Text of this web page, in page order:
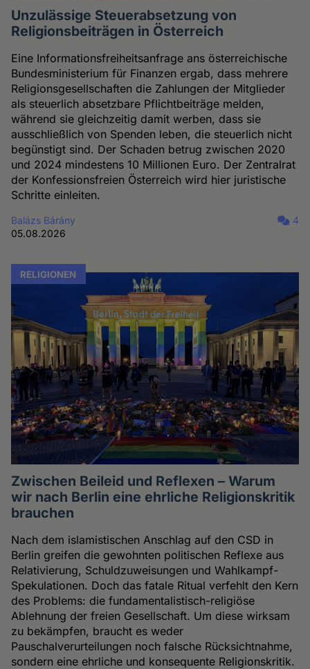
Unzulässige Steuerabsetzung von
Religionsbeiträgen in Österreich
Eine Informationsfreiheitsanfrage ans österreichische
Bundesministerium für Finanzen ergab, dass mehrere
Religionsgesellschaften die Zahlungen der Mitglieder
als steuerlich absetzbare Pflichtbeiträge melden,
während sie gleichzeitig damit werben, dass sie
ausschließlich von Spenden leben, die steuerlich nicht
begünstigt sind. Der Schaden betrug zwischen 2020
und 2024 mindestens 10 Millionen Euro. Der Zentralrat
der Konfessionsfreien Österreich wird hier juristische
Schritte einleiten.
Balázs Bárány
05.08.2026
4
RELIGIONEN
Zwischen Beileid und Reflexen – Warum
wir nach Berlin eine ehrliche Religionskritik
brauchen
Nach dem islamistischen Anschlag auf den CSD in
Berlin greifen die gewohnten politischen Reflexe aus
Relativierung, Schuldzuweisungen und Wahlkampf-
Spekulationen. Doch das fatale Ritual verfehlt den Kern
des Problems: die fundamentalistisch-religiöse
Ablehnung der freien Gesellschaft. Um diese wirksam
zu bekämpfen, braucht es weder
Pauschalverurteilungen noch falsche Rücksichtnahme,
sondern eine ehrliche und konsequente Religionskritik.